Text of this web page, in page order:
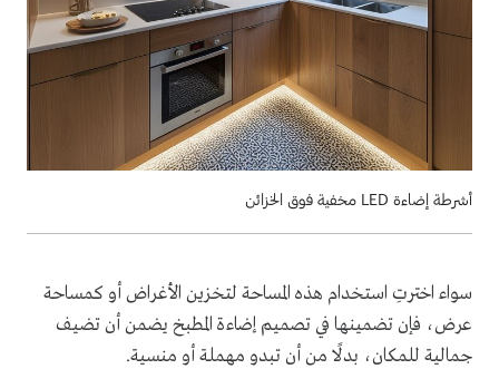
أشرطة إضاءة LED مخفية فوق الخزائن
سواء اخترتِ استخدام هذه المساحة لتخزين الأغراض أو كمساحة
عرض، فإن تضمينها في تصميم إضاءة المطبخ يضمن أن تضيف
جمالية للمكان، بدلًا من أن تبدو مهملة أو منسية.